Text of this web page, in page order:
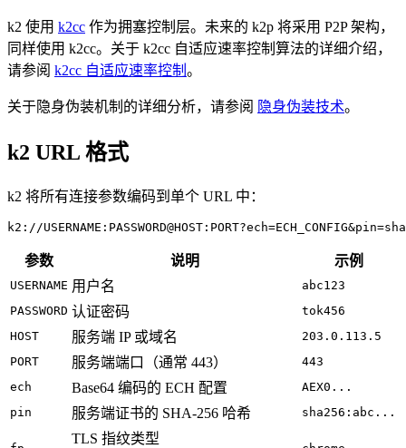
k2 使用 k2cc 作为拥塞控制层。未来的 k2p 将采用 P2P 架构，
同样使用 k2cc。关于 k2cc 自适应速率控制算法的详细介绍，
请参阅 k2cc 自适应速率控制 。
关于隐身伪装机制的详细分析，请参阅 隐身伪装技术。
k2 URL 格式
k2 将所有连接参数编码到单个 URL 中：
参数 说明 示例
USERNAME 用户名
abc123
PASSWORD 认证密码
tok456
HOST
服务端 IP 或域名
203.0.113.5
PORT
服务端端口（通常 443）
443
ech
Base64 编码的 ECH 配置
AEX0...
pin
服务端证书的 SHA-256 哈希 sha256:abc...
TLS 指纹类型